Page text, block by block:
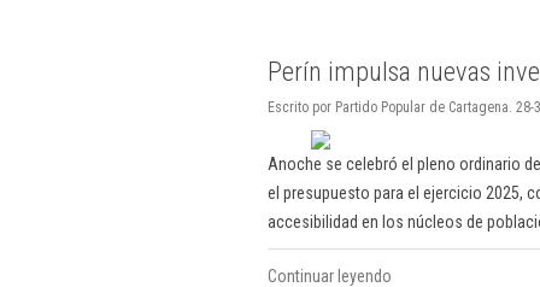
Perín impulsa nuevas
Escrito por Partido Popular de Cartagena. 28-
Anoche se celebró el pleno ordinario
el presupuesto para el ejercicio 2025,
accesibilidad en los núcleos de
Continuar leyendo